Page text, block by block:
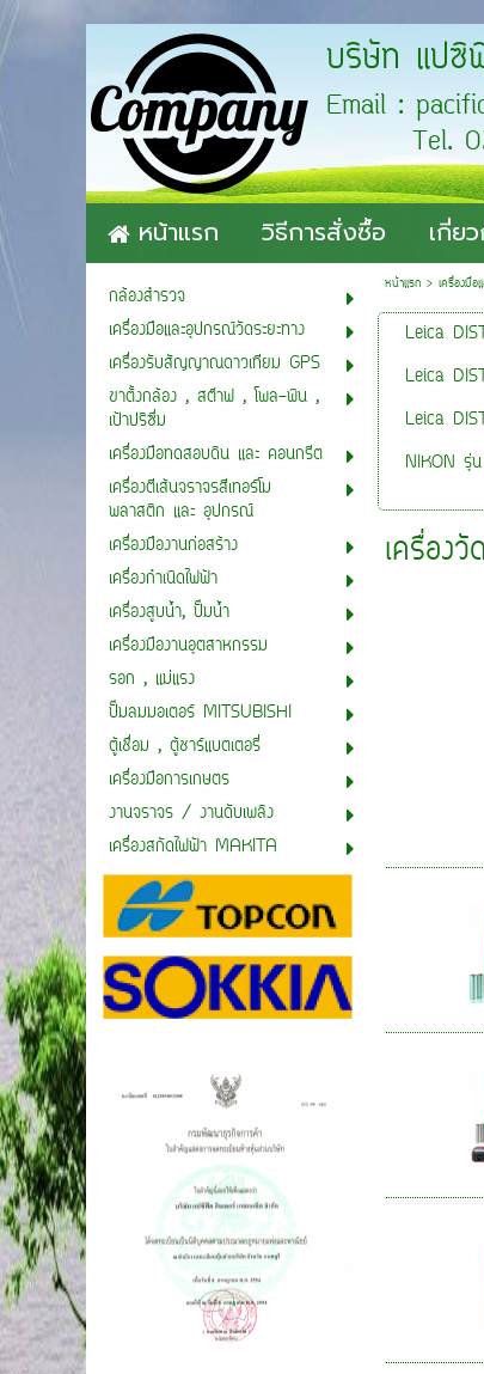
บริษัท แปซิ
Email :
Tel. 02-
หน้าแรก วิธีการสั่งซื้อ เกี่ย
กล้องสำรวจ
เครื่องมือและอุปกรณ์วัดระยะทาง
เครื่องรับสัญญาณดาวเทียม GPS
ขาตั้งกล้อง , สต๊าฟ , โพล-พิน ,
เป้าปริซึ่ม
เครื่องมือทดสอบดิน และ คอนกรีต
เครื่องตีเส้นจราจรสีเทอร์โม
พลาสติก และ อุปกรณ์
เครื่องมืองานก่อสร้าง
เครื่องกำเนิดไฟฟ้า
เครื่องสูบน้ำ, ปั๊มน้ำ
เครื่องมืองานอุตสาหกรรม
รอก , แม่แรง
ปั๊มลมมอเตอร์ MITSUBISHI
ตู้เชื่อม , ตู้ชาร์แบตเตอรี่
เครื่องมือการเกษตร
งานจราจร / งานดับเพลิง
เครื่องสกัดไฟฟ้า MAKITA
หน้าแรก> เครื่องมือ
Leica
Leica
Leica
NIKON รุ่
เครื่องวั